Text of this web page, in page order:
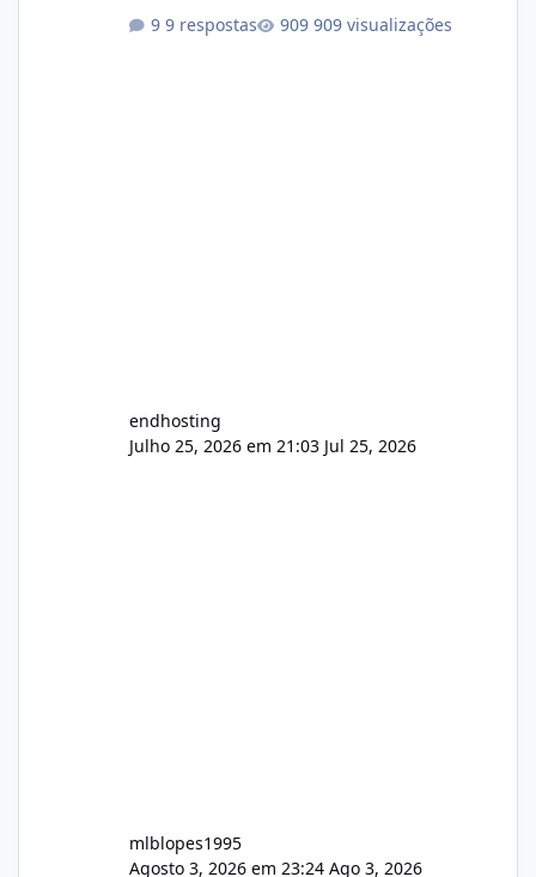
9 respostas
909 visualizações
endhosting
Julho 25, 2026 em 21:03 Jul 25, 2026
mlblopes1995
Agosto 3, 2026 em 23:24 Ago 3, 2026